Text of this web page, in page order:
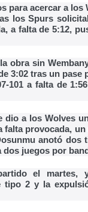
para acercar a
los Spurs
a falta de 5:12,
obra sin
3:02 tras un pase
101 a falta de
a los Wolves
falta provocada,
anotó dos
dos juegos por
el martes,
tipo 2 y la